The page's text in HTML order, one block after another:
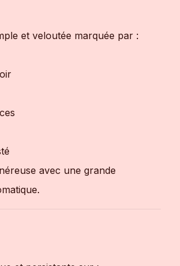
et veloutée marquée par :
avec une grande